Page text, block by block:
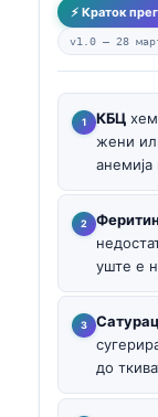
⚡ Краток
v1.0 — 28
КБЦ
жени
Феритин
уште е
до